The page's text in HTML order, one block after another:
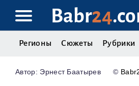
Babr24
Регионы Сюжеты Рубрики
Эрнест Баатырев ©